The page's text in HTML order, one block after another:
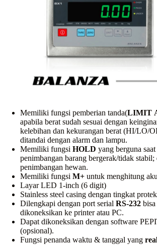
Memiliki fungsi pemberian tanda(LIMIT
apabila berat sudah sesuai dengan
kelebihan dan kekurangan berat (HI/LO/
ditandai dengan alarm dan lampu.
Memiliki fungsi HOLD yang berguna saat
penimbangan barang bergerak/tidak stabil;
penimbangan hewan.
Memiliki fungsi M+ untuk menghitung
Layar LED 1-inch (6 digit)
Stainless steel casing dengan tingkat
Dilengkapi dengan port serial RS-232 bisa
dikoneksikan ke printeratau PC.
Dapat dikoneksikan dengan software
(opsional).
Fungsi penanda waktu & tanggal yang